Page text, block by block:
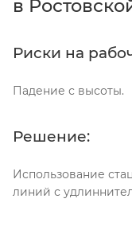
в
Риски на
Падение с высоты.
Решение:
Использование
линий с